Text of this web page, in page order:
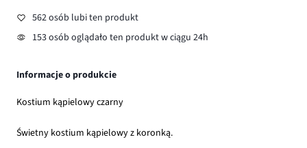
562 osób lubi ten produkt
153 osób oglądało ten produkt w ciągu 24h
Informacje o produkcie
Kostium kąpielowy czarny
Świetny kostium kąpielowy z koronką.